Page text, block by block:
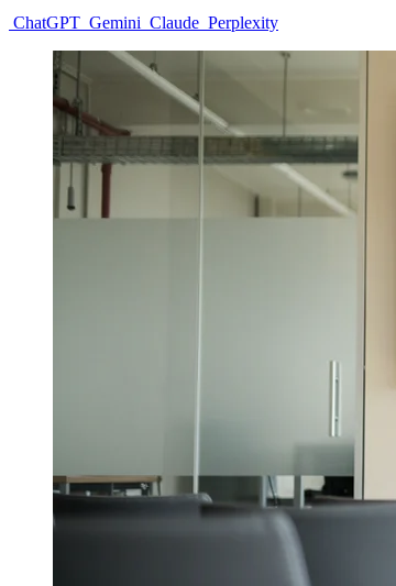
ChatGPT Gemini Claude Perplexity